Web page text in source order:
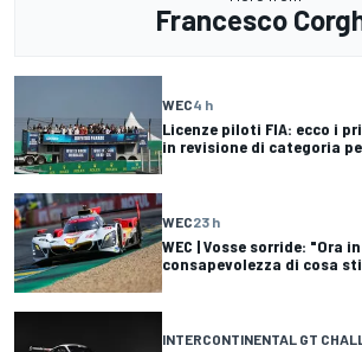
Francesco
WEC4 h
Licenze piloti FIA: ecco i
in revisione di categoria
WEC23 h
WEC | Vosse sorride: "Ora
consapevolezza di cosa
INTERCONTINENTAL GT